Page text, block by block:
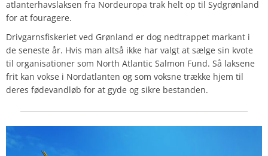
atlanterhavslaksen fra Nordeuropa trak helt op til Sydgrønland
for at fouragere.
Drivgarnsfiskeriet ved Grønland er dog nedtrappet markant i
de seneste år. Hvis man altså ikke har valgt at sælge sin kvote
til organisationer som North Atlantic Salmon Fund. Så laksene
frit kan vokse i Nordatlanten og som voksne trække hjem til
deres fødevandløb for at gyde og sikre bestanden.